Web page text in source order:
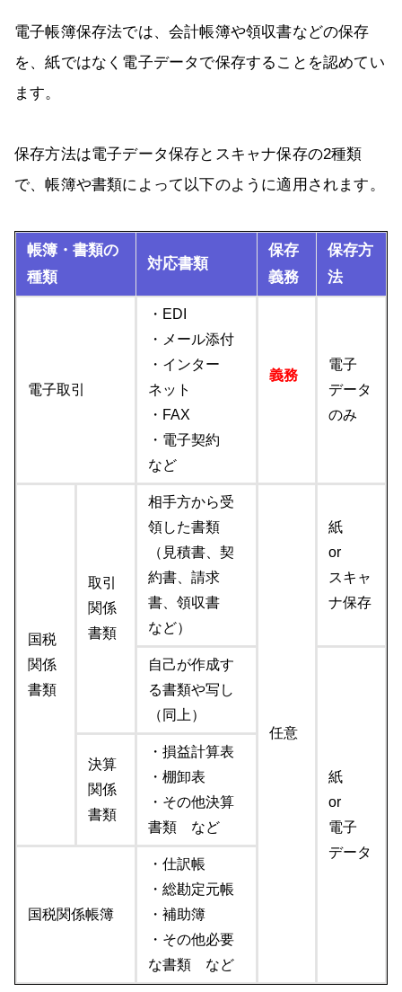
電子帳簿保存法では、会計帳簿や領収書などの保存
を、紙ではなく電子データで保存することを認めてい
ます。
保存方法は電子データ保存とスキャナ保存の2種類
で、帳簿や書類によって以下のように適用されます。
帳簿・書類の
種類
対応書類
保存
義務
保存方
法
電子取引
・EDI
・メール添付
・インター
ネット
・FAX
・電子契約
など
義務
電子
データ
のみ
国税
関係
書類
取引
関係
書類
相手方から受
領した書類
（見積書、契
約書、請求
書、領収書
など）
任意
紙
or
スキャ
ナ保存
自己が作成す
る書類や写し
（同上）
紙
or
電子
データ
決算
関係
書類
・損益計算表
・棚卸表
・その他決算
書類 など
国税関係帳簿
・仕訳帳
・総勘定元帳
・補助簿
・その他必要
な書類 など